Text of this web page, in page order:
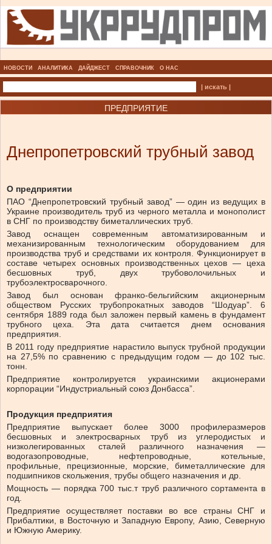
НОВОСТИ АНАЛИТИКА ДАЙДЖЕСТ СПРАВОЧНИК О НАС
| искать |
ПРЕДПРИЯТИЕ
Днепропетровский трубный завод
О предприятии
ПАО “Днепропетровский трубный завод” — один из ведущих в
Украине производитель труб из черного металла и монополист
в СНГ по производству биметаллических труб.
Завод оснащен современным автоматизированным и
механизированным технологическим оборудованием для
производства труб и средствами их контроля. Функционирует в
составе четырех основных производственных цехов — цеха
бесшовных труб, двух трубоволочильных и
трубоэлектросварочного.
Завод был основан франко-бельгийским акционерным
обществом Русских трубопрокатных заводов “Шодуар”. 6
сентября 1889 года был заложен первый камень в фундамент
трубного цеха. Эта дата считается днем основания
предприятия.
В 2011 году предприятие нарастило выпуск трубной продукции
на 27,5% по сравнению с предыдущим годом — до 102 тыс.
тонн.
Предприятие контролируется украинскими акционерами
корпорации “Индустриальный союз Донбасса”.
Продукция предприятия
Предприятие выпускает более 3000 профилеразмеров
бесшовных и электросварных труб из углеродистых и
низколегированных сталей различного назначения —
водогазопроводные, нефтепроводные, котельные,
профильные, прецизионные, морские, биметаллические для
подшипников скольжения, трубы общего назначения и др.
Мощность — порядка 700 тыс.т труб различного сортамента в
год.
Предприятие осуществляет поставки во все страны СНГ и
Прибалтики, в Восточную и Западную Европу, Азию, Северную
и Южную Америку.